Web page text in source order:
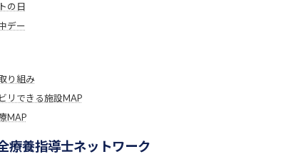
の日
デー
り組み
リできる施設MAP
MAP
療養指導士ネットワーク